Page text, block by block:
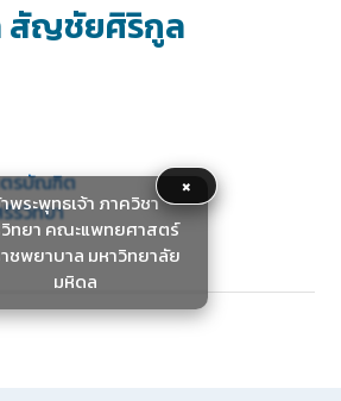
×
พระพุทธเจ้า ภาควิชา
ทยา คณะแพทยศาสตร์
ชพยาบาล มหาวิทยาลัย
มหิดล
ญชัยศิริกูล
รบัณฑิต
รวิทยา